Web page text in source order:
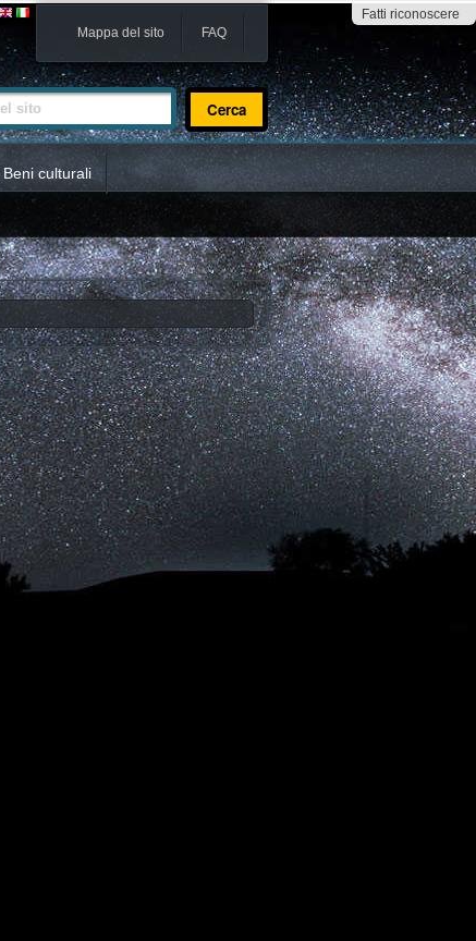
Fatti riconoscere
Mappa del sito FAQ
Beni culturali